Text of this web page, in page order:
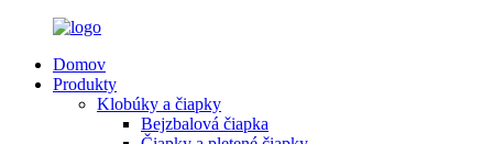
Domov
Produkty
Klobúky a čiapky
Bejzbalová čiapka